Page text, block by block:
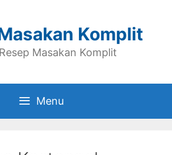
Komplit
Masakan Komplit
Menu